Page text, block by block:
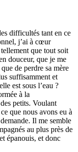
difficultés tant en ce
j’ai à cœur
que tout soit
douceur, que je me
de perdre sa mère
suffisamment et
est sous l’eau ?
à la
petits. Voulant
que nous avons eu à
Il me semble
au plus près de
épanouis, et donc